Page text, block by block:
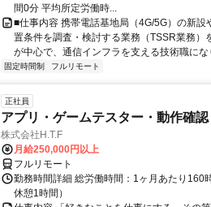
間0分 平均所定労働時...
■仕事内容 携帯電話基地局（4G/5G）の新
置条件を調査・検討する業務（TSSR業務）
が中心で、通信インフラを支える技術職にな
固定時間制 フルリモート
正社員
アプリ・ゲームテスター・動作確
株式会社H.T.F
月給250,000円以上
フルリモート
勤務時間詳細 総労働時間：1ヶ月あたり160
休憩1時間）